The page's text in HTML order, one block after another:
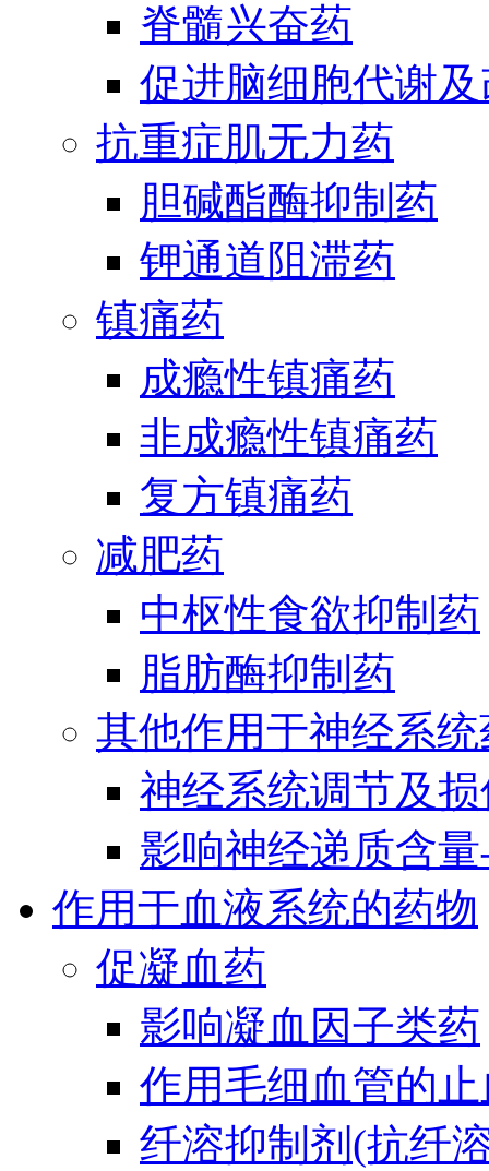
脊髓兴奋药
促进脑细胞代谢
抗重症肌无力药
胆碱酯酶抑制药
钾通道阻滞药
镇痛药
成瘾性镇痛药
非成瘾性镇痛药
复方镇痛药
减肥药
中枢性食欲抑制药
脂肪酶抑制药
其他作用于神经系统
神经系统调节及
影响神经递质含
作用于血液系统的药物
促凝血药
影响凝血因子类药
作用毛细血管的
纤溶抑制剂(抗纤